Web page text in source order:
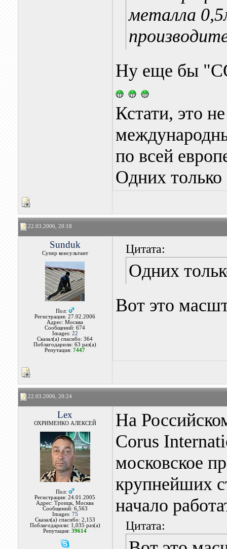
металла
Ну еще бы
Кстати, это
по всей
Одних только
22.03.2006, 20:18
Sunduk
Супер консультант
Пол:
Регистрация: 27.02.2006
Адрес: Москва
Сообщений: 674
Images: 22
Сказал(а) спасибо: 364
Поблагодарили: 63 раз(а)
Репутация:7447
Цитата:
Одних
Вот это
22.03.2006, 20:24
Lex
ОХРИМЕНКО АЛЕКСЕЙ
Пол:
Регистрация: 24.01.2005
Адрес: Троицк, Москва
Сообщений: 6,563
Images: 75
Сказал(а) спасибо: 2,153
Поблагодарили: 1,035 раз(а)
Репутация:39614
На
Corus
московское
крупнейших
начало
Цитата: